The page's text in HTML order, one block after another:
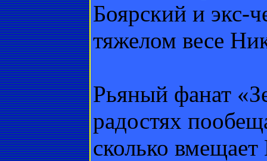
Боярский и экс-
тяжелом весе
Рьяный фанат
радостях
сколько